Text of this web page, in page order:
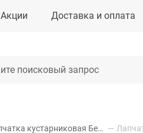
Акции Доставка и оплата
Лапчатка кустарниковая Белла Бьянка —